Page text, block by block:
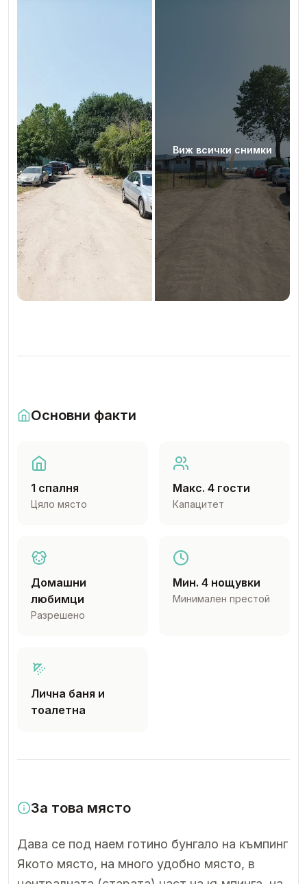
Виж всички снимки
Основни факти
1 спалня
Цяло място
Макс. 4 гости
Капацитет
Домашни
любимци
Разрешено
Мин. 4 нощувки
Минимален престой
Лична баня и
тоалетна
За това място
Дава се под наем готино бунгало на къмпинг
Якото място, на много удобно място, в